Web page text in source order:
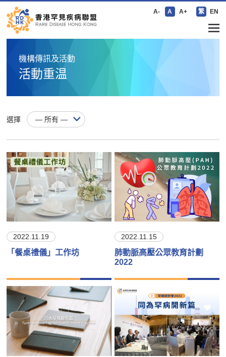
A- A A+ 繁 EN
機構傳訊及活動
活動重温
選擇
2022.11.19
「餐桌禮儀」工作坊
2022.11.15
肺動脈高壓公眾教育計劃
2022